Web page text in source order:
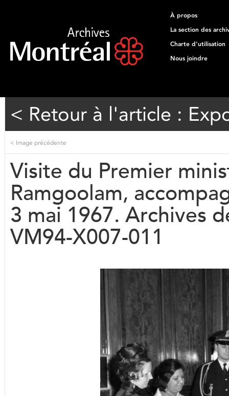
À propos
La section des
Charte d'utilisation
Nous joindre
< Retour à l'article :
< Image précédente
Visite du Premier
Ramgoolam,
3 mai 1967. Archives
VM94-X007-011